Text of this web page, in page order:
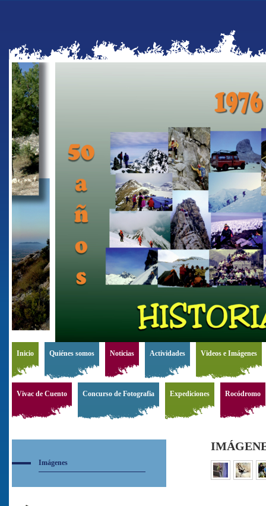
Inicio Quiénes somos Noticias Actividades Videos e Imágenes
Vivac de Cuento Concurso de Fotografia Expediciones Rocódromo
Imágenes